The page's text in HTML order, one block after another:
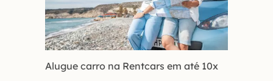
Alugue carro na Rentcars em até 10x